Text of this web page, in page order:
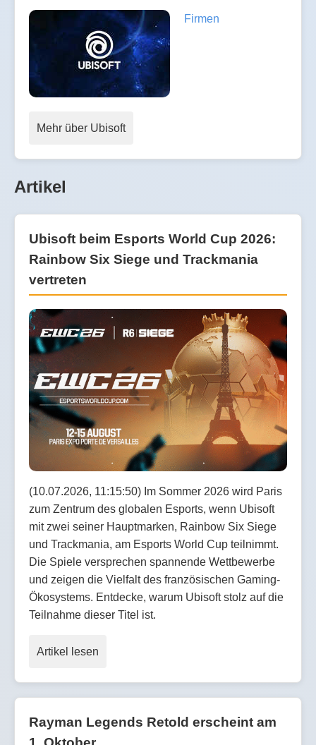
Firmen
Mehr über Ubisoft
Artikel
Ubisoft beim Esports World Cup 2026:
Rainbow Six Siege und Trackmania
vertreten
(10.07.2026, 11:15:50) Im Sommer 2026 wird Paris
zum Zentrum des globalen Esports, wenn Ubisoft
mit zwei seiner Hauptmarken, Rainbow Six Siege
und Trackmania, am Esports World Cup teilnimmt.
Die Spiele versprechen spannende Wettbewerbe
und zeigen die Vielfalt des französischen Gaming-
Ökosystems. Entdecke, warum Ubisoft stolz auf die
Teilnahme dieser Titel ist.
Artikel lesen
Rayman Legends Retold erscheint am